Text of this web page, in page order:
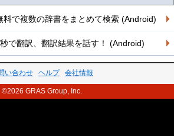
料で複数の辞書をまとめて検索 (Android)
で翻訳、翻訳結果を話す！ (Android)
い合わせ ヘルプ 会社情報
©2026 GRAS Group, Inc.